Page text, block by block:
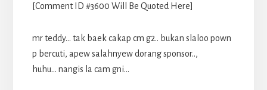
[Comment ID #3600 Will Be Quoted Here]
mr teddy… tak baek cakap cm g2.. bukan slaloo pown
p bercuti, apew salahnyew dorang sponsor..,
huhu… nangis la cam gni…